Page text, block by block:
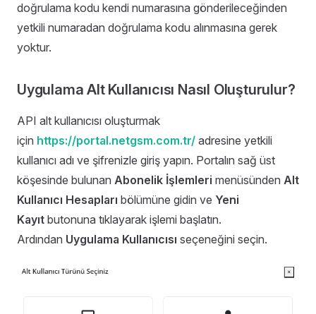
doğrulama kodu kendi numarasına gönderileceğinden
yetkili numaradan doğrulama kodu alınmasına gerek
yoktur.
Uygulama Alt Kullanıcısı Nasıl Oluşturulur?
API alt kullanıcısı oluşturmak
için https://portal.netgsm.com.tr/ adresine yetkili
kullanıcı adı ve şifrenizle giriş yapın. Portalın sağ üst
köşesinde bulunan Abonelik İşlemleri menüsünden Alt
Kullanıcı Hesapları bölümüne gidin ve Yeni
Kayıt butonuna tıklayarak işlemi başlatın.
Ardından Uygulama Kullanıcısı seçeneğini seçin.